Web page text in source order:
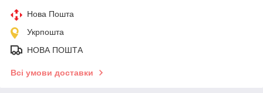
Нова Пошта
Укрпошта
НОВА ПОШТА
Всі умови доставки